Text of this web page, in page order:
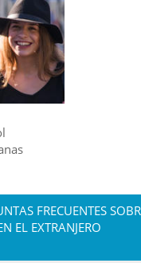
FRECUENTES
EL EXTRANJERO